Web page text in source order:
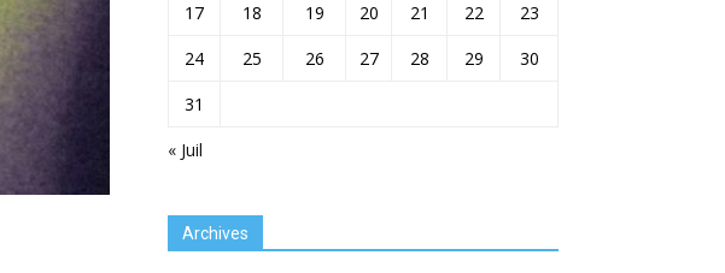
« Juil
17
18 19 20 21 22
23
24
25 26 27 28 29
30
31
Archives